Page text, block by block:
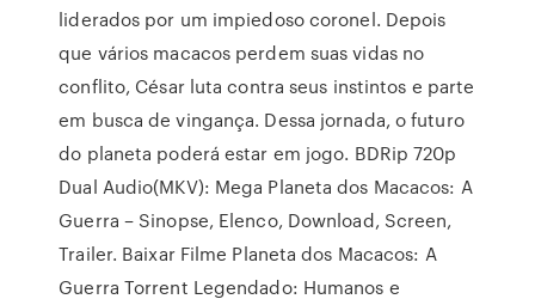
liderados por um impiedoso coronel. Depois
que vários macacos perdem suas vidas no
conflito, César luta contra seus instintos e parte
em busca de vingança. Dessa jornada, o futuro
do planeta poderá estar em jogo. BDRip 720p
Dual Audio(MKV): Mega Planeta dos Macacos: A
Guerra – Sinopse, Elenco, Download, Screen,
Trailer. Baixar Filme Planeta dos Macacos: A
Guerra Torrent Legendado: Humanos e